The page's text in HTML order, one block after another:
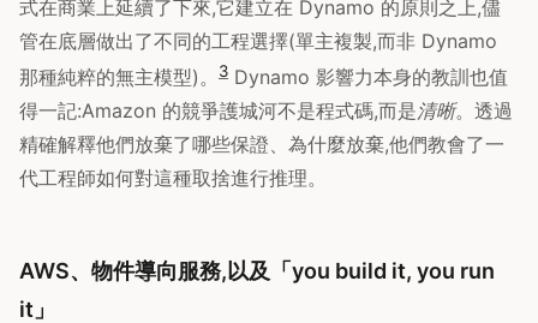
式在商業上延續了下來,它建立在 Dynamo 的原則之上,儘
管在底層做出了不同的工程選擇(單主複製,而非 Dynamo
那種純粹的無主模型)。
3 Dynamo 影響力本身的教訓也值
得一記:Amazon 的競爭護城河不是程式碼,而是清晰。透過
精確解釋他們放棄了哪些保證、為什麼放棄,他們教會了一
代工程師如何對這種取捨進行推理。
AWS、物件導向服務,以及「you build it, you run
it」